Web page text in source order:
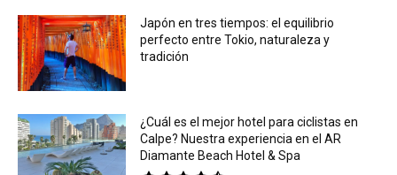
Japón en tres tiempos: el equilibrio
perfecto entre Tokio, naturaleza y
tradición
¿Cuál es el mejor hotel para ciclistas en
Calpe? Nuestra experiencia en el AR
Diamante Beach Hotel & Spa